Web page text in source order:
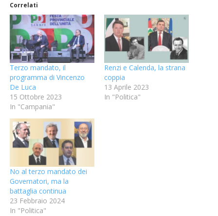
Correlati
Terzo mandato, il
programma di Vincenzo
De Luca
15 Ottobre 2023
In "Campania"
Renzi e Calenda, la strana
coppia
13 Aprile 2023
In "Politica"
No al terzo mandato dei
Governatori, ma la
battaglia continua
23 Febbraio 2024
In "Politica"